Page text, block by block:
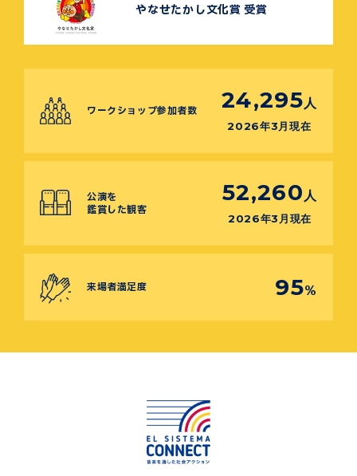
やなせたかし文化賞 受賞
ワークショップ参加者数 24,295 人
2026年3月現在
公演を
鑑賞した観客
52,260 人
2026年3月現在
来場者満足度 95%